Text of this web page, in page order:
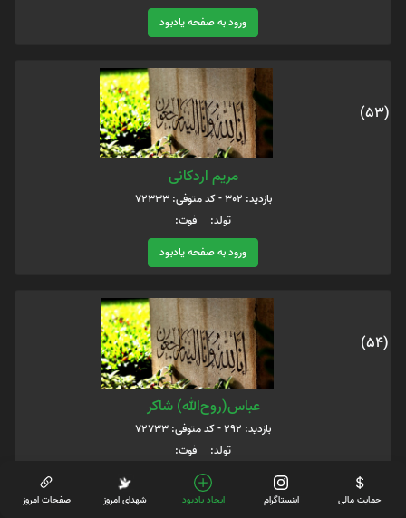
ورود به صفحه یادبود
(53)
مریم اردکانی
بازدید: 302 - کد متوفی: 72333
تولد: فوت:
ورود به صفحه یادبود
(54)
عباس(روح‌الله) شاکر
بازدید: 292 - کد متوفی: 72733
تولد: فوت:
ورود به صفحه یادبود
حمایت مالی اینستاگرام ایجاد یادبود شهدای امروز صفحات امروز